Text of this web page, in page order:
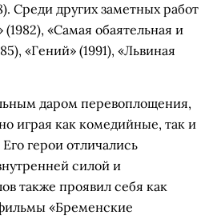
Среди других заметных работ
«Самая обаятельная и
«Гений» (1991), «Львиная
даром перевоплощения,
играя как комедийные, так и
герои отличались
силой и
также проявил себя как
«Бременские